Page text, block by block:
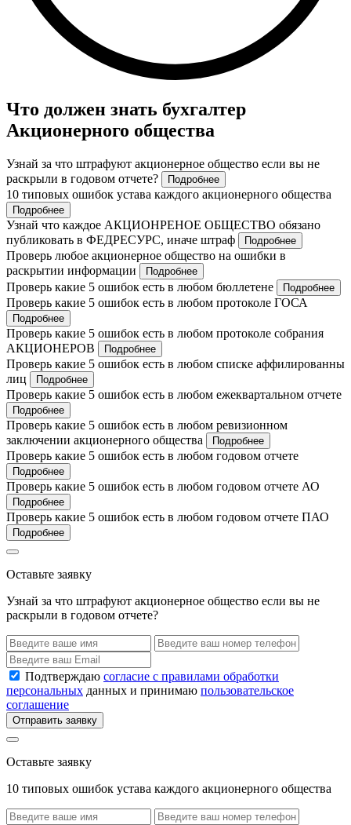
Что должен знать бухгалтер
Акционерного общества
Узнай за что штрафуют акционерное общество если вы не
раскрыли в годовом отчете?
Подробнее
10 типовых ошибок устава каждого акционерного общества
Подробнее
Узнай что каждое АКЦИОНРЕНОЕ ОБЩЕСТВО обязано
публиковать в ФЕДРЕСУРС, иначе штраф
Подробнее
Проверь любое акционерное общество на ошибки в
раскрытии информации
Подробнее
Проверь какие 5 ошибок есть в любом бюллетене Подробнее
Проверь какие 5 ошибок есть в любом протоколе ГОСА
Подробнее
Проверь какие 5 ошибок есть в любом протоколе собрания
АКЦИОНЕРОВ
Подробнее
Проверь какие 5 ошибок есть в любом списке аффилированны
лиц
Подробнее
Проверь какие 5 ошибок есть в любом ежеквартальном отчете
Подробнее
Проверь какие 5 ошибок есть в любом ревизионном
заключении акционерного общества
Подробнее
Проверь какие 5 ошибок есть в любом годовом отчете
Подробнее
Проверь какие 5 ошибок есть в любом годовом отчете АО
Подробнее
Проверь какие 5 ошибок есть в любом годовом отчете ПАО
Подробнее
Оставьте заявку
Узнай за что штрафуют акционерное общество если вы не
раскрыли в годовом отчете?
Подтверждаю согласие с правилами обработки
персональных данных и принимаю пользовательское
соглашение
Отправить заявку
Оставьте заявку
10 типовых ошибок устава каждого акционерного общества